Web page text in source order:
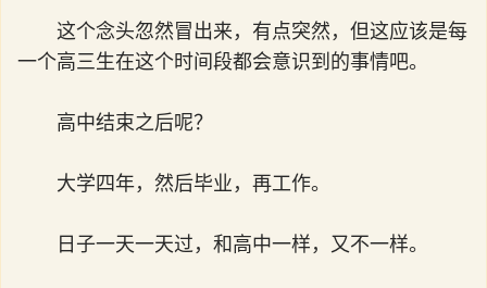
这个念头忽然冒出来，有点突然，但这应该是每
一个高三生在这个时间段都会意识到的事情吧。
高中结束之后呢？
大学四年，然后毕业，再工作。
日子一天一天过，和高中一样，又不一样。